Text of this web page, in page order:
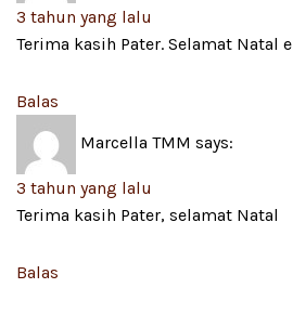
3 tahun yang lalu
Terima kasih Pater. Selamat Natal e
Balas
Marcella TMM says:
3 tahun yang lalu
Terima kasih Pater, selamat Natal
Balas